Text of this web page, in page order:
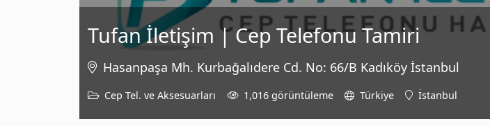
Tufan İletişim | Cep Telefonu Tamiri
Hasanpaşa Mh. Kurbağalıdere Cd. No: 66/B Kadıköy İstanbul
Cep Tel. ve Aksesuarları 1,016 görüntüleme Türkiye İstanbul